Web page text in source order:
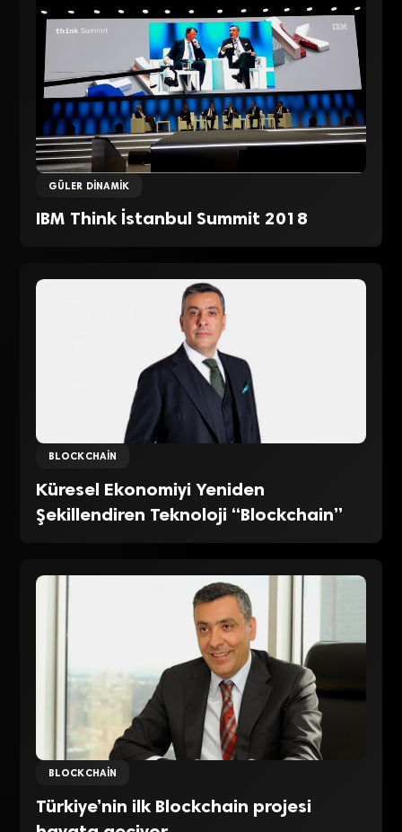
GÜLER DINAMIK
IBM Think İstanbul Summit 2018
BLOCKCHAIN
Küresel Ekonomiyi Yeniden
Şekillendiren Teknoloji “Blockchain”
BLOCKCHAIN
Türkiye’nin ilk Blockchain projesi